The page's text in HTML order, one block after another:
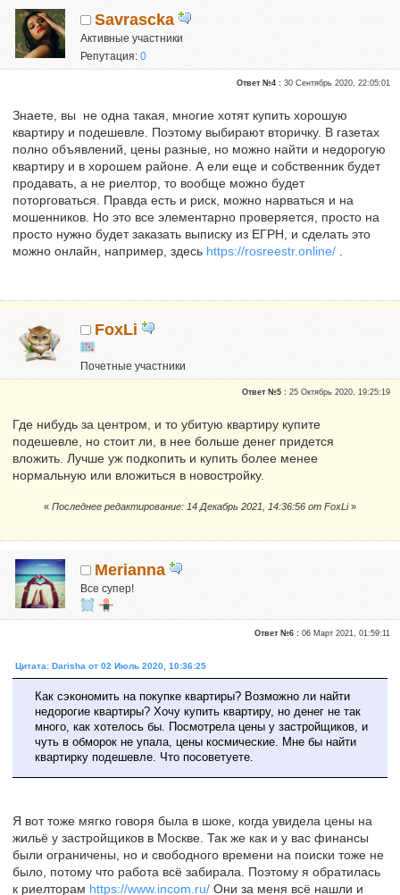
Savrascka
Активные участники
Репутация:0
Ответ №4 :30 Сентябрь 2020, 22:05:01
Знаете, вы не одна такая, многие хотят купить хорошую
квартиру и подешевле. Поэтому выбирают вторичку. В газетах
полно объявлений, цены разные, но можно найти и недорогую
квартиру и в хорошем районе. А ели еще и собственник будет
продавать, а не риелтор, то вообще можно будет
поторговаться. Правда есть и риск, можно нарваться и на
мошенников. Но это все элементарно проверяется, просто на
просто нужно будет заказать выписку из ЕГРН, и сделать это
можно онлайн, например, здесь https://rosreestr.online/
FoxLi
Почетные участники
Репутация:0
Ответ №5 :25 Октябрь 2020, 19:25:19
Где нибудь за центром, и то убитую квартиру купите
подешевле, но стоит ли, в нее больше денег придется
вложить. Лучше уж подкопить и купить более менее
нормальную или вложиться в новостройку.
« Последнее редактирование: 14 Декабрь 2021, 14:36:56 от FoxLi»
Merianna
Все супер!
Ответ №6 :06 Март 2021, 01:59:11
Цитата: Darisha от 02 Июль 2020, 10:36:25
Как сэкономить на покупке квартиры? Возможно ли найти
недорогие квартиры? Хочу купить квартиру, но денег не так
много, как хотелось бы. Посмотрела цены у застройщиков, и
чуть в обморок не упала, цены космические. Мне бы найти
квартирку подешевле. Что посоветуете.
Я вот тоже мягко говоря была в шоке, когда увидела цены на
жильё у застройщиков в Москве. Так же как и у вас финансы
были ограничены, но и свободного времени на поиски тоже не
было, потому что работа всё забирала. Поэтому я обратилась
к риелторам https://www.incom.ru/ Они за меня всё нашли и